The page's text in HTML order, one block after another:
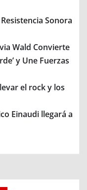
Sonora
Wald Convierte
y Une Fuerzas
el rock y los
Einaudi llegará a